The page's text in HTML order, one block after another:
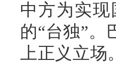
中方为实
的“台独”。
上正义立